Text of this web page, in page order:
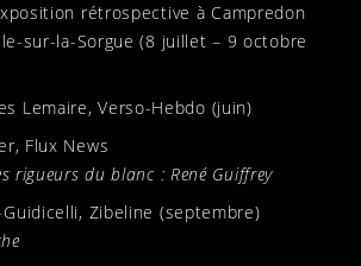
rétrospective à Campredon
sur-la-Sorgue (8 juillet – 9 octobre
Lemaire, Verso-Hebdo (juin)
Flux News
rigueurs du blanc : René Guiffrey
Zibeline (septembre)